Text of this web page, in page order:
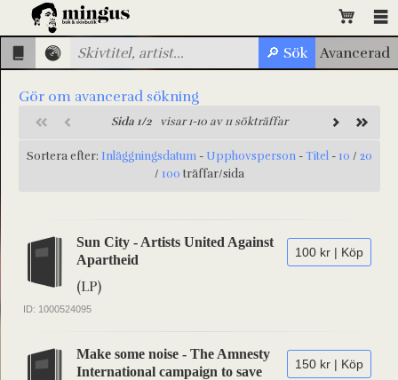
Gör om avancerad sökning
Sida 1/2 visar 1-10 av 11 sökträffar
Sortera efter: Inläggningsdatum - Upphovsperson -Titel - 10 / 20
/ 100 träffar/sida
100 kr | Köp
Sun City - Artists United Against
Apartheid
(LP)
ID: 1000524095
150 kr | Köp
Make some noise - The Amnesty
International campaign to save